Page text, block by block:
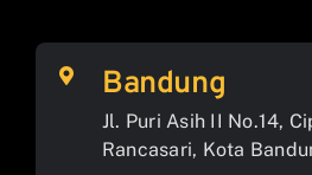
Bandung
Jl. Puri Asih II No.14,
Rancasari, Kota